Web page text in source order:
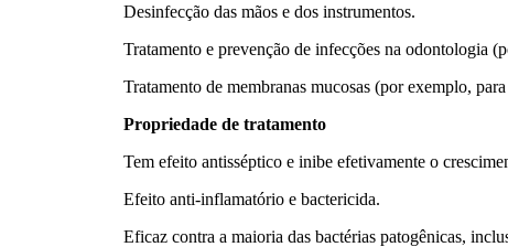
Desinfecção das mãos e dos instrumentos.
Tratamento e prevenção de infecções na odontologia
Tratamento de membranas mucosas (por exemplo,
Propriedade de tratamento
Tem efeito antisséptico e inibe efetivamente o
Efeito anti-inflamatório e bactericida.
Eficaz contra a maioria das bactérias patogênicas,